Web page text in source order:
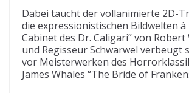
Dabei taucht der vollanimierte 2D-
die expressionistischen Bildwelten à
Cabinet des Dr. Caligari” von Robert
und Regisseur Schwarwel verbeugt
vor Meisterwerken des
James Whales “The Bride of